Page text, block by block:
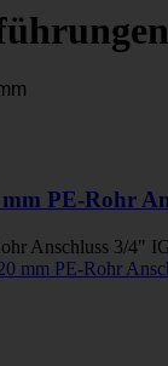
PE-Rohr
Anschluss 3/4"